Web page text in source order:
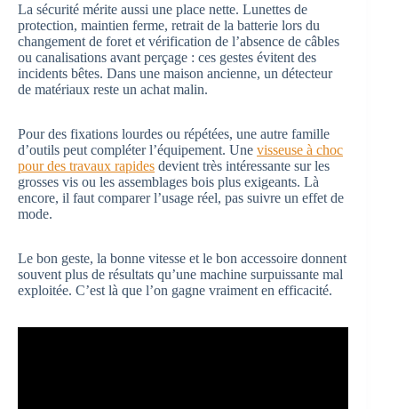
La sécurité mérite aussi une place nette. Lunettes de
protection, maintien ferme, retrait de la batterie lors du
changement de foret et vérification de l’absence de câbles
ou canalisations avant perçage : ces gestes évitent des
incidents bêtes. Dans une maison ancienne, un détecteur
de matériaux reste un achat malin.
Pour des fixations lourdes ou répétées, une autre famille
d’outils peut compléter l’équipement. Une visseuse à choc
pour des travaux rapides devient très intéressante sur les
grosses vis ou les assemblages bois plus exigeants. Là
encore, il faut comparer l’usage réel, pas suivre un effet de
mode.
Le bon geste, la bonne vitesse et le bon accessoire donnent
souvent plus de résultats qu’une machine surpuissante mal
exploitée. C’est là que l’on gagne vraiment en efficacité.